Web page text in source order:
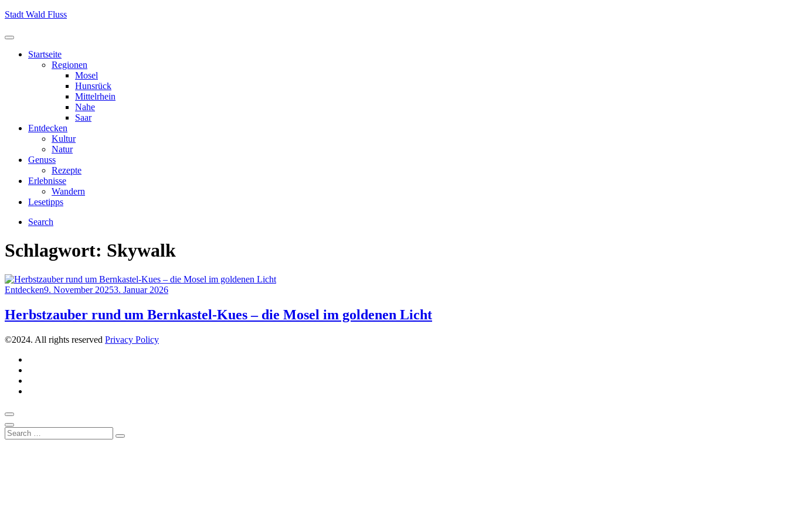
Skip
content
Stadt Wald Fluss
Menu
Startseite
Regionen
Mosel
Hunsrück
Mittelrhein
Nahe
Saar
Entdecken
Kultur
Natur
Genuss
Rezepte
Erlebnisse
Wandern
Lesetipps
Search
Schlagwort: Skywalk
Category
EntdeckenPosted
9. November 20253. Januar 2026
Herbstzauber rund um Bernkastel-Kues – die Mosel im goldenen Licht
©2024. All rights reserved Privacy Policy
Scroll
to
top
Close
Search
for:
Search